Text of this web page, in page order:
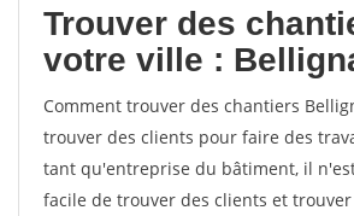
Trouver des
votre ville :
Comment trouver des chantiers
trouver des clients pour faire des
tant qu'entreprise du bâtiment, il
facile de trouver des clients et